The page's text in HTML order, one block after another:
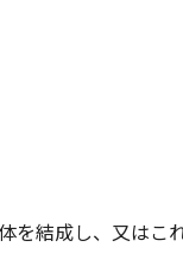
を結成し、又はこ